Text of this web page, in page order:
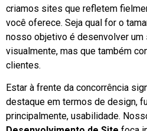
criamos sites que refletem
você oferece. Seja qual for o
nosso objetivo é desenvolver um
visualmente, mas que também
clientes.
Estar à frente da concorrência
destaque em termos de design,
principalmente, usabilidade.